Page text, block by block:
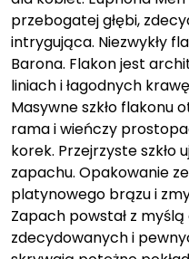
przebogatej głębi,
intrygująca. Niezwykły
Barona. Flakon jest
liniach i łagodnych
Masywne szkło flakonu
rama i wieńczy
korek. Przejrzyste szkło
zapachu. Opakowanie
platynowego brązu i
Zapach powstał z
zdecydowanych i